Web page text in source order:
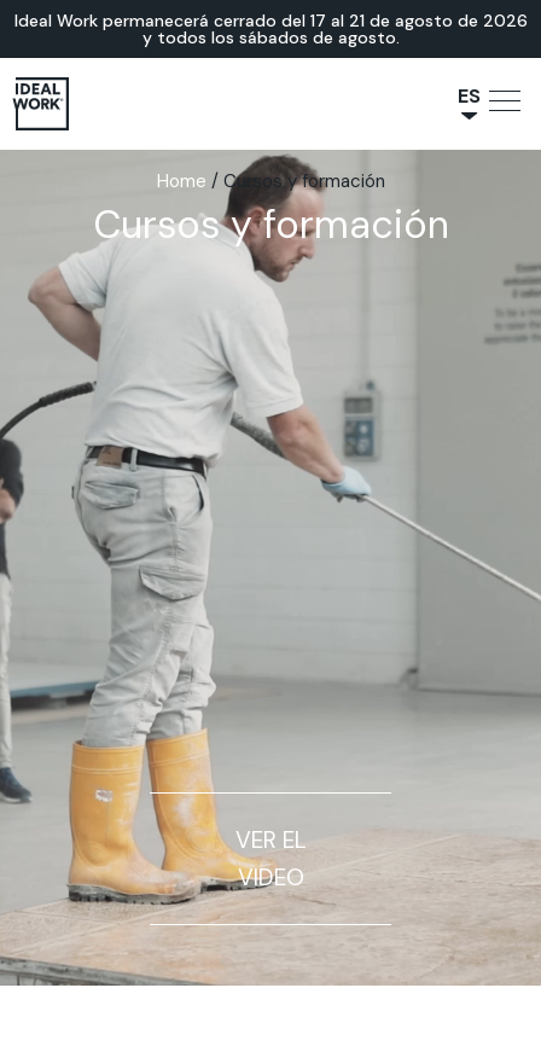
Ideal Work permanecerá cerrado del 17 al 21 de agosto de 2026
y todos los sábados de agosto.
ES
VER EL
VIDEO
Home / Cursos y formación
Cursos y formación